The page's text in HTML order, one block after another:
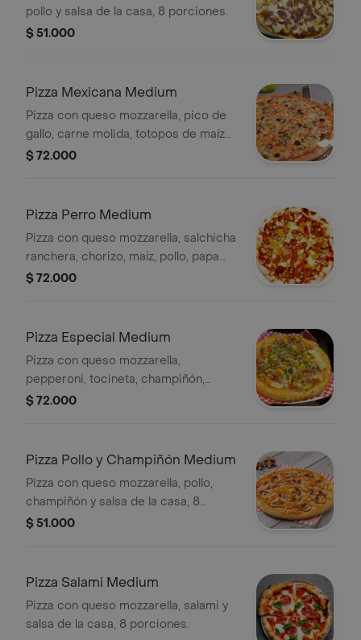
pollo y salsa de la casa, 8 porciones.
$ 51.000
Pizza Mexicana Medium
Pizza con queso mozzarella, pico de
gallo, carne molida, totopos de maíz
picante y salsa de la casa, 8
$ 72.000
Pizza Perro Medium
Pizza con queso mozzarella, salchicha
ranchera, chorizo, maíz, pollo, papa
chongo tipo fosforito frita, pimentón,
$ 72.000
Pizza Especial Medium
Pizza con queso mozzarella,
pepperoni, tocineta, champiñón,
espinaca, queso parmesano y salsa
$ 72.000
Pizza Pollo y Champiñón Medium
Pizza con queso mozzarella, pollo,
champiñón y salsa de la casa, 8
porciones.
$ 51.000
Pizza Salami Medium
Pizza con queso mozzarella, salami y
salsa de la casa, 8 porciones.